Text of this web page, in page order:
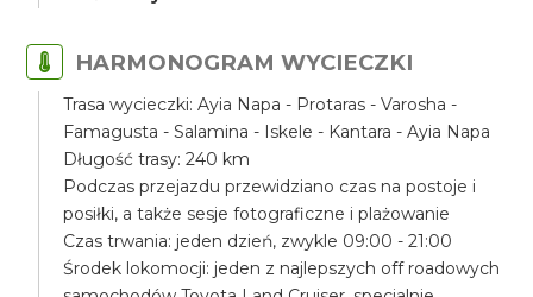
HARMONOGRAM WYCIECZKI
Trasa wycieczki: Ayia Napa - Protaras - Varosha -
Famagusta - Salamina - Iskele - Kantara - Ayia Napa
Długość trasy: 240 km
Podczas przejazdu przewidziano czas na postoje i
posiłki, a także sesje fotograficzne i plażowanie
Czas trwania: jeden dzień, zwykle 09:00 - 21:00
Środek lokomocji: jeden z najlepszych off roadowych